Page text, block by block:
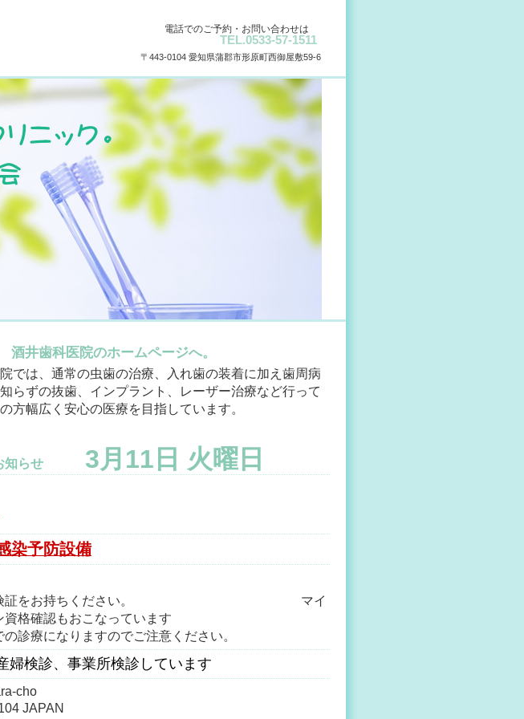
電話でのご予約・お問い合わせは
TEL.0533-57-1511
〒443-0104 愛知県蒲郡市形原町西御屋敷59-6
井歯科医院のホームページへ。
は、通常の虫歯の治療、入れ歯の装着に加え歯周病
らずの抜歯、インプラント、レーザー治療など行って
方幅広く安心の医療を目指しています。
知らせ 3月11日 火曜日
染予防設備
をお持ちください。
マイ
格確認もおこなっています
診療になりますのでご注意ください。
婦検診、事業所検診しています
cho
JAPAN